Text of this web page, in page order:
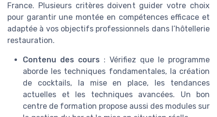
France. Plusieurs critères doivent guider votre choix
pour garantir une montée en compétences efficace et
adaptée à vos objectifs professionnels dans l’hôtellerie
restauration.
Contenu des cours : Vérifiez que le programme
aborde les techniques fondamentales, la création
de cocktails, la mise en place, les tendances
actuelles et les techniques avancées. Un bon
centre de formation propose aussi des modules sur